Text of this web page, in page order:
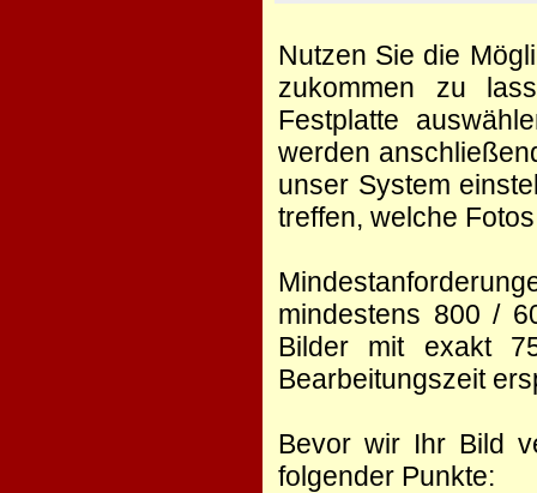
Nutzen Sie die
zukommen zu
Festplatte
werden
unser System
treffen, welche
mindestens 800 /
Bilder mit exakt
Bearbeitungszeit
Bevor wir Ihr Bild
folgender Punkte: